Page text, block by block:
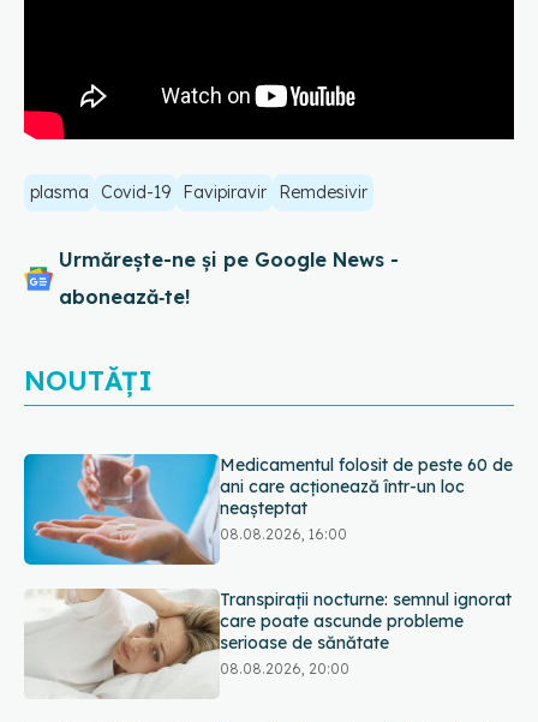
plasma Covid-19 Favipiravir Remdesivir
Urmărește-ne și pe Google News -
abonează‑te!
NOUTĂȚI
Medicamentul folosit de peste 60 de
ani care acționează într-un loc
neașteptat
08.08.2026, 16:00
Transpirații nocturne: semnul ignorat
care poate ascunde probleme
serioase de sănătate
08.08.2026, 20:00